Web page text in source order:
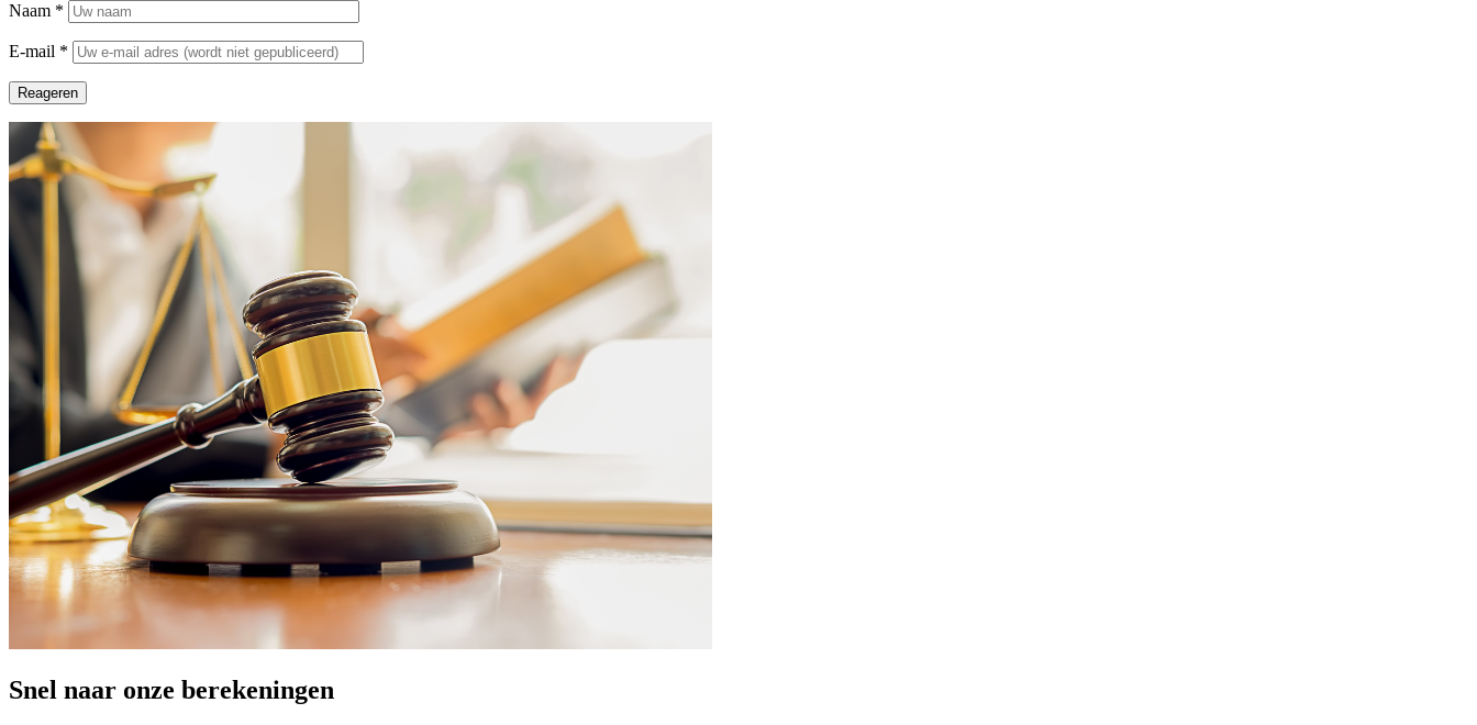
Naam *
E-mail *
Reageren
Snel naar onze berekeningen